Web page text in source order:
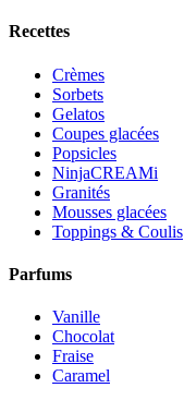
Recettes
Crèmes
Sorbets
Gelatos
Coupes glacées
Popsicles
NinjaCREAMi
Granités
Mousses glacées
Toppings & Coulis
Parfums
Vanille
Chocolat
Fraise
Caramel